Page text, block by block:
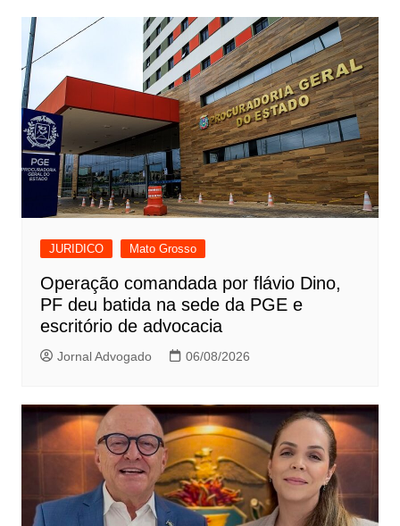
Post
JURIDICO Mato Grosso
Operação comandada por flávio Dino,
PF deu batida na sede da PGE e
escritório de advocacia
Jornal Advogado 06/08/2026